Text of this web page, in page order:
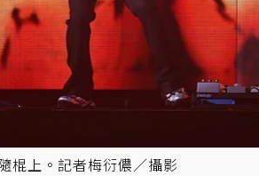
棍上。記者梅衍儂／攝影